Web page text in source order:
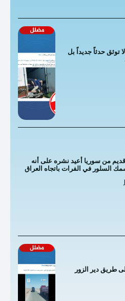
توثق حدثاً جديداً بل
من سوريا أعيد نشره على أنه
السلور في الفرات باتجاه العراق
طريق دير الزور